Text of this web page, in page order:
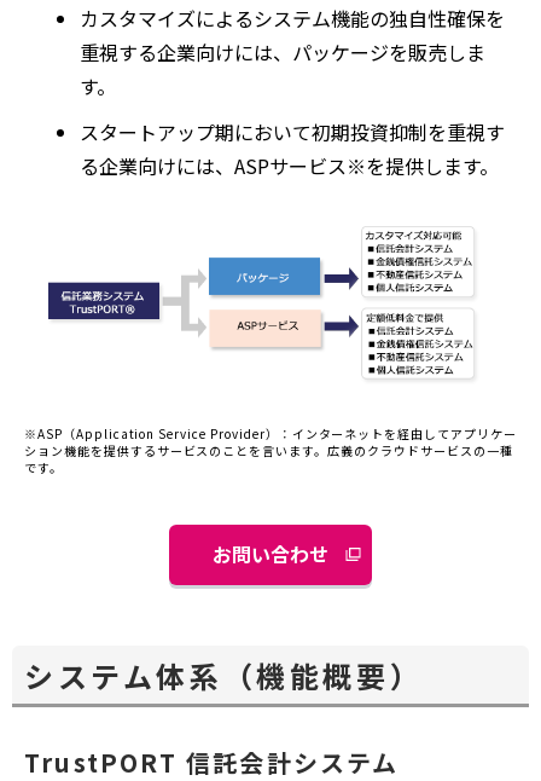
カスタマイズによるシステム機能の独自性確保を
重視する企業向けには、パッケージを販売しま
す。
スタートアップ期において初期投資抑制を重視す
る企業向けには、ASPサービス※を提供します。
※ASP（Application Service Provider）：インターネットを経由してアプリケー
ション機能を提供するサービスのことを言います。広義のクラウドサービスの一種
です。
お問い合わせ
システム体系（機能概要）
TrustPORT 信託会計システム